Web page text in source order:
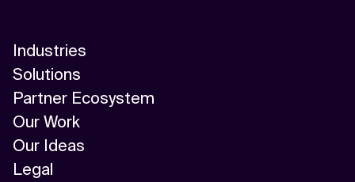
Industries
Solutions
Partner Ecosystem
Our Work
Our Ideas
Legal